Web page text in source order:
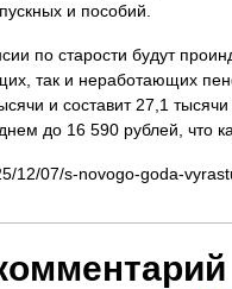
и пособий.
по старости будут
так и неработающих
и составит 27,1
до 16 590 рублей, что
12/07/s-novogo-goda-